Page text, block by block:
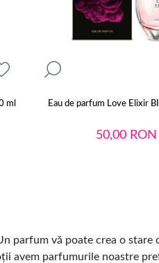
ml Eau de parfum Love Elixir
50,00 RON
parfum vă poate crea o stare
avem parfumurile noastre